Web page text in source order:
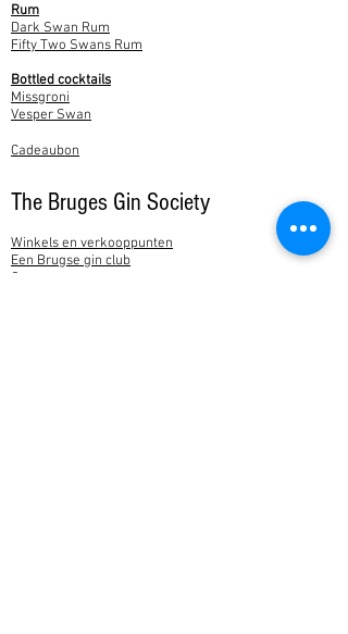
Rum
Dark Swan Rum
Fifty Two Swans Rum
Bottled cocktails
Missgroni
Vesper Swan
Cadeaubon
The Bruges Gin Society
Winkels en verkooppunten
Een Brugse gin club
Over ons